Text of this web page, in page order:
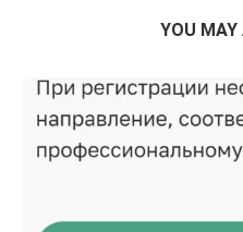
YOU MAY